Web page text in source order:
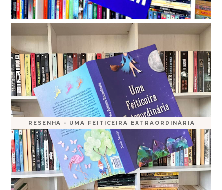
RESENHA - UMA FEITICEIRA EXTRAORDINÁRIA